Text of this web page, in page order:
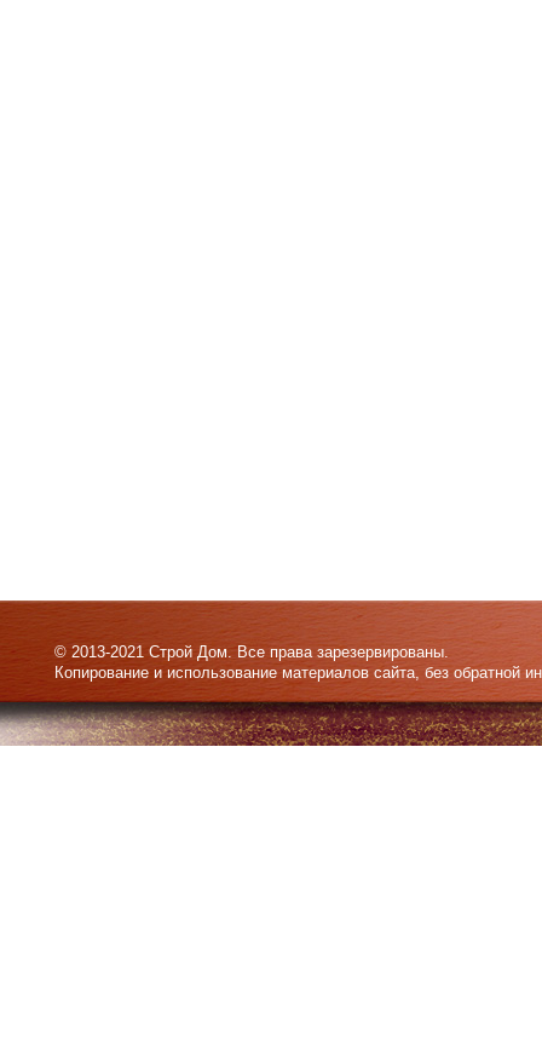
© 2013-2021 Строй Дом. Все права зарезервированы.
Копирование и использование материалов сайта, без обратной